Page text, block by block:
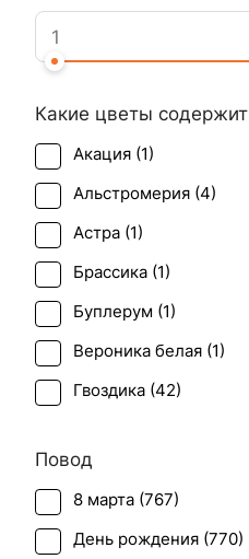
Какие цветы содержит
Акация (1)
Альстромерия (4)
Астра (1)
Брассика (1)
Буплерум (1)
Вероника белая (1)
Гвоздика (42)
Гиперикум (
Гипсофила ( 31
Гортензия (2)
Повод
8 марта (767)
День рождения (770)